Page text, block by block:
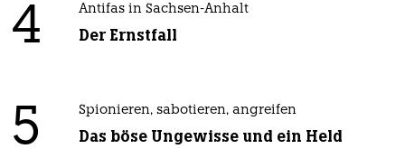
4 Antifas in Sachsen-Anhalt
Der Ernstfall
5 Spionieren, sabotieren, angreifen
Das böse Ungewisse und ein Held